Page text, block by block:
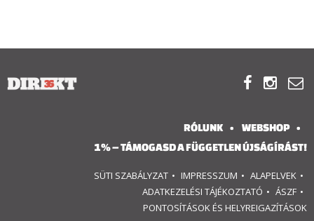
ALAPELVEK
  
RÓLUNK
WEBSHOP
1% – TÁMOGASD A FÜGGETLEN ÚJSÁGÍRÁST!
SÜTI SZABÁLYZAT IMPRESSZUM
ALAPELVEK
ADATKEZELÉSI TÁJÉKOZTATÓ
ÁSZF
PONTOSÍTÁSOK ÉS HELYREIGAZÍTÁSOK